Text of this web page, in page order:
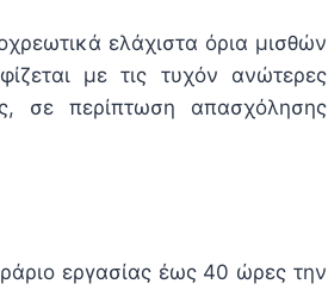
ελάχιστα όρια μισθών
με τις τυχόν ανώτερες
σε περίπτωση απασχόλησης
εργασίας έως 40 ώρες την